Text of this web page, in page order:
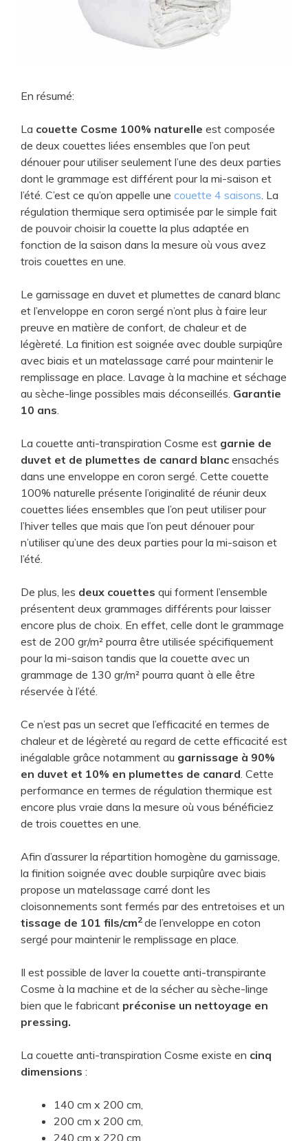
En résumé:
La couette Cosme 100% naturelle est composée
de deux couettes liées ensembles que l’on peut
dénouer pour utiliser seulement l’une des deux parties
dont le grammage est différent pour la mi-saison et
l’été. C’est ce qu’on appelle une couette 4 saisons. La
régulation thermique sera optimisée par le simple fait
de pouvoir choisir la couette la plus adaptée en
fonction de la saison dans la mesure où vous avez
trois couettes en une.
Le garnissage en duvet et plumettes de canard blanc
et l’enveloppe en coron sergé n’ont plus à faire leur
preuve en matière de confort, de chaleur et de
légèreté. La finition est soignée avec double surpiqûre
avec biais et un matelassage carré pour maintenir le
remplissage en place. Lavage à la machine et séchage
au sèche-linge possibles mais déconseillés. Garantie
10 ans.
La couette anti-transpiration Cosme est garnie de
duvet et de plumettes de canard blanc ensachés
dans une enveloppe en coron sergé. Cette couette
100% naturelle présente l’originalité de réunir deux
couettes liées ensembles que l’on peut utiliser pour
l’hiver telles que mais que l’on peut dénouer pour
n’utiliser qu’une des deux parties pour la mi-saison et
l’été.
De plus, les deux couettes qui forment l’ensemble
présentent deux grammages différents pour laisser
encore plus de choix. En effet, celle dont le grammage
est de 200 gr/m² pourra être utilisée spécifiquement
pour la mi-saison tandis que la couette avec un
grammage de 130 gr/m² pourra quant à elle être
réservée à l’été.
Ce n’est pas un secret que l’efficacité en termes de
chaleur et de légèreté au regard de cette efficacité est
inégalable grâce notamment au garnissage à 90%
en duvet et 10% en plumettes de canard. Cette
performance en termes de régulation thermique est
encore plus vraie dans la mesure où vous bénéficiez
de trois couettes en une.
Afin d’assurer la répartition homogène du garnissage,
la finition soignée avec double surpiqûre avec biais
propose un matelassage carré dont les
cloisonnements sont fermés par des entretoises et un
tissage de 101 fils/cm2 de l’enveloppe en coton
sergé pour maintenir le remplissage en place.
Il est possible de laver la couette anti-transpirante
Cosme à la machine et de la sécher au sèche-linge
bien que le fabricant préconise un nettoyage en
pressing.
La couette anti-transpiration Cosme existe en cinq
dimensions :
140 cm x 200 cm,
200 cm x 200 cm,
240 cm x 220 cm,